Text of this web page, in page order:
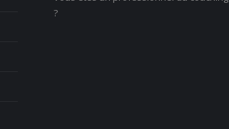
?